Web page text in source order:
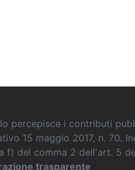
percepisce i contributi
15 maggio 2017, n. 70.
f) del comma 2 dell'art. 5
trasparente